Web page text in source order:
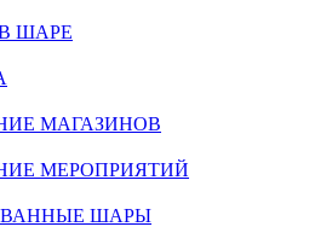
ШАРЕ
МАГАЗИНОВ
МЕРОПРИЯТИЙ
ШАРЫ